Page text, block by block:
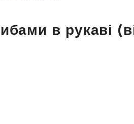
в рукаві